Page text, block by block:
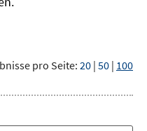
pro Seite:20 | 50 | 100